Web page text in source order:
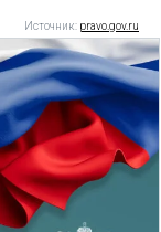
Источник: pravo.gov.ru